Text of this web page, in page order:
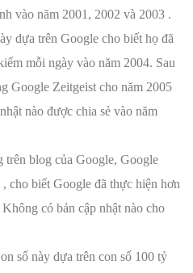
vào năm 2001, 2002 và 2003 .
dựa trên Google cho biết họ đã
mỗi ngày vào năm 2004. Sau
Google Zeitgeist cho năm 2005
nào được chia sẻ vào năm
trên blog của Google, Google
cho biết Google đã thực hiện hơn
có bản cập nhật nào cho
số này dựa trên con số 100 tỷ